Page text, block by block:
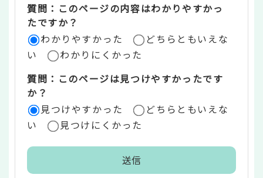
リ
ア
質問：このページの内容はわかりやすかっ
たですか？
わかりやすかった
どちらともいえな
い
わかりにくかった
質問：このページは見つけやすかったです
か？
見つけやすかった
どちらともいえな
い
見つけにくかった